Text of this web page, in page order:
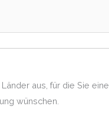
aus, für die Sie eine
wünschen.